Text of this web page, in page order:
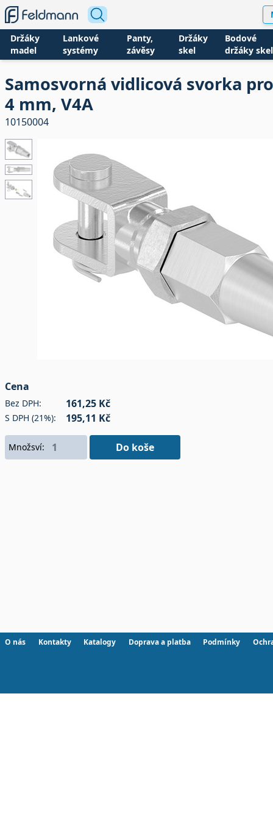
Držáky
madel
Lankové
systémy
Panty,
závěsy
Držáky
skel
Bodové
držáky skel
Samosvorná vidlicová svorka
4 mm, V4A
10150004
Cena
Bez DPH: 161,25 Kč
S DPH (21%): 195,11 Kč
Množsví: Do koše
O nás Kontakty Katalogy Doprava a platba Podmínky